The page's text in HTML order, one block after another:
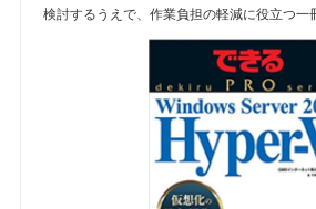
検討するうえで、作業負担の軽減に役立つ一